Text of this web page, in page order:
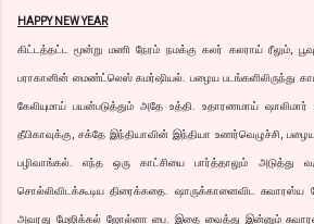
HAPPY NEW YEAR
கிட்டத்தட்ட மூன்று மணி நேரம் நமக்கு கலர் கலராய் ரீலும்,
பராகானின் மைண்ட்லெஸ் கமர்ஷியல். பழைய படங்களிலிருந்து
கேலியுமாய் பயன்படுத்தும் அதே உத்தி. உதாரணமாய்
தீபிகாவுக்கு, சக்தே இந்தியாவின் இந்தியா உணர்வெழுச்சி,
பழிவாங்கல். எந்த ஒரு காட்சியை பார்த்தாலும் அடுத்து
சொல்லிவிடக்கூடிய திரைக்கதை. ஷாருக்கானைவிட சுவாரஸ்ய
அவரது மேஜிக்கல் ஜோல்னா பை. இதை வைத்து இன்னும்